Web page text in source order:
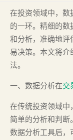
在投资领域中，数
的一环。精细的数
和分析，准确地评
易决策。本文将介
法。
一、数据分析在交
在传统投资领域中
简单的分析和判断
数据分析工具后，